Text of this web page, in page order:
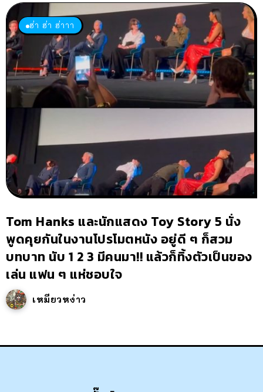
ฮ่า ฮ่า ฮ่าาา
Tom Hanks และนักแสดง Toy Story 5 นั่ง
พูดคุยกันในงานโปรโมตหนัง อยู่ดี ๆ ก็สวม
บทบาท นับ 1 2 3 มีคนมา!! แล้วก็ทิ้งตัวเป็นของ
เล่น แฟน ๆ แห่ชอบใจ
เหมียวหง่าว